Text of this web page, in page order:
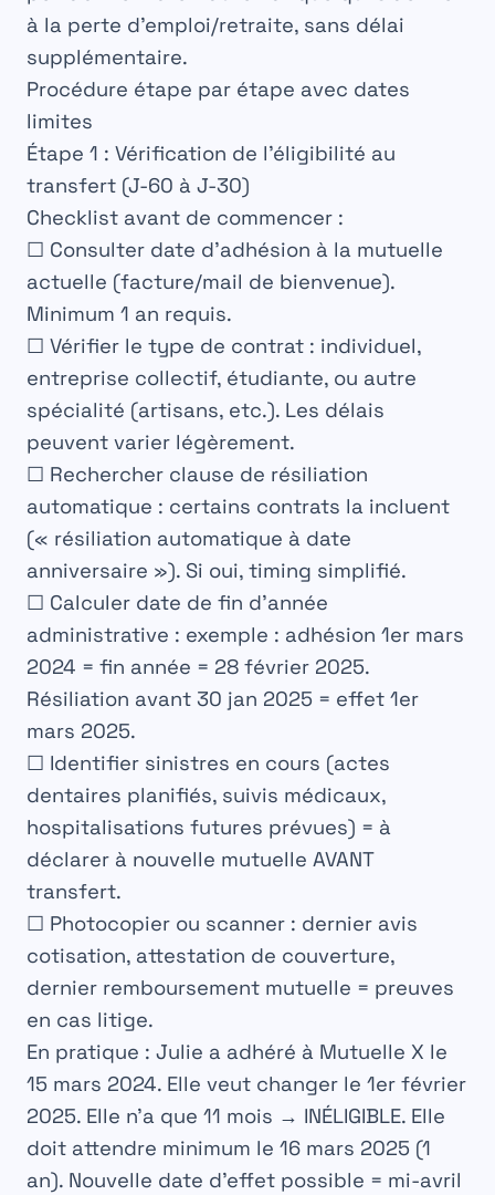
à la perte d’emploi/retraite, sans délai
supplémentaire.
Procédure étape par étape avec dates
limites
Étape 1 : Vérification de l’éligibilité au
transfert (J-60 à J-30)
Checklist avant de commencer :
☐ Consulter date d’adhésion à la mutuelle
actuelle (facture/mail de bienvenue).
Minimum 1 an requis.
☐ Vérifier le type de contrat : individuel,
entreprise collectif, étudiante, ou autre
spécialité (artisans, etc.). Les délais
peuvent varier légèrement.
☐ Rechercher clause de résiliation
automatique : certains contrats la incluent
(« résiliation automatique à date
anniversaire »). Si oui, timing simplifié.
☐ Calculer date de fin d’année
administrative : exemple : adhésion 1er mars
2024 = fin année = 28 février 2025.
Résiliation avant 30 jan 2025 = effet 1er
mars 2025.
☐ Identifier sinistres en cours (actes
dentaires planifiés, suivis médicaux,
hospitalisations futures prévues) = à
déclarer à nouvelle mutuelle AVANT
transfert.
☐ Photocopier ou scanner : dernier avis
cotisation, attestation de couverture,
dernier remboursement mutuelle = preuves
en cas litige.
En pratique : Julie a adhéré à Mutuelle X le
15 mars 2024. Elle veut changer le 1er février
2025. Elle n’a que 11 mois → INÉLIGIBLE. Elle
doit attendre minimum le 16 mars 2025 (1
an). Nouvelle date d’effet possible = mi-avril